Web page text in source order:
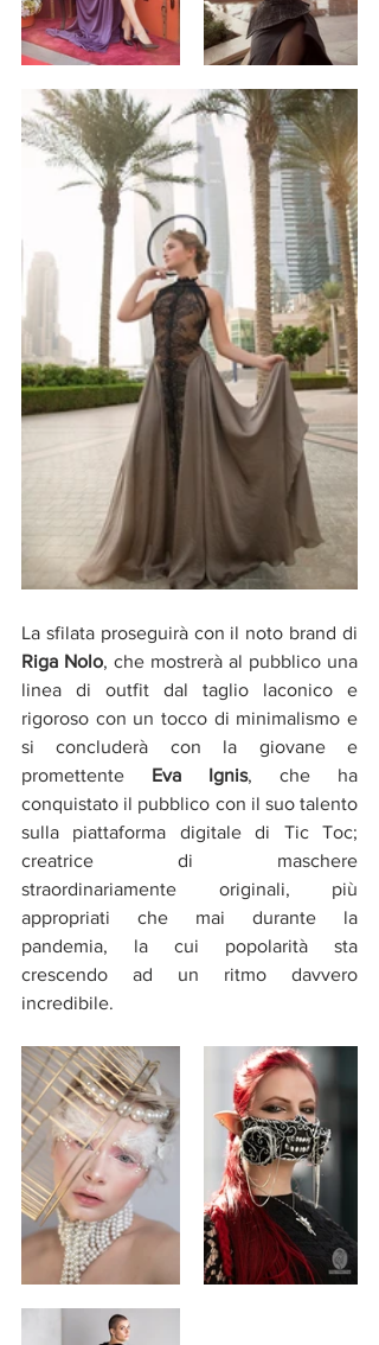
Riga Nolo, che mostrerà al pubblico una
linea di outfit dal taglio laconico e
rigoroso con un tocco di minimalismo e
si concluderà con la giovane e
promettente Eva Ignis, che ha
conquistato il pubblico con il suo talento
sulla piattaforma digitale di Tic Toc;
creatrice di maschere
straordinariamente originali, più
appropriati che mai durante la
pandemia, la cui popolarità sta
crescendo ad un ritmo davvero
incredibile.